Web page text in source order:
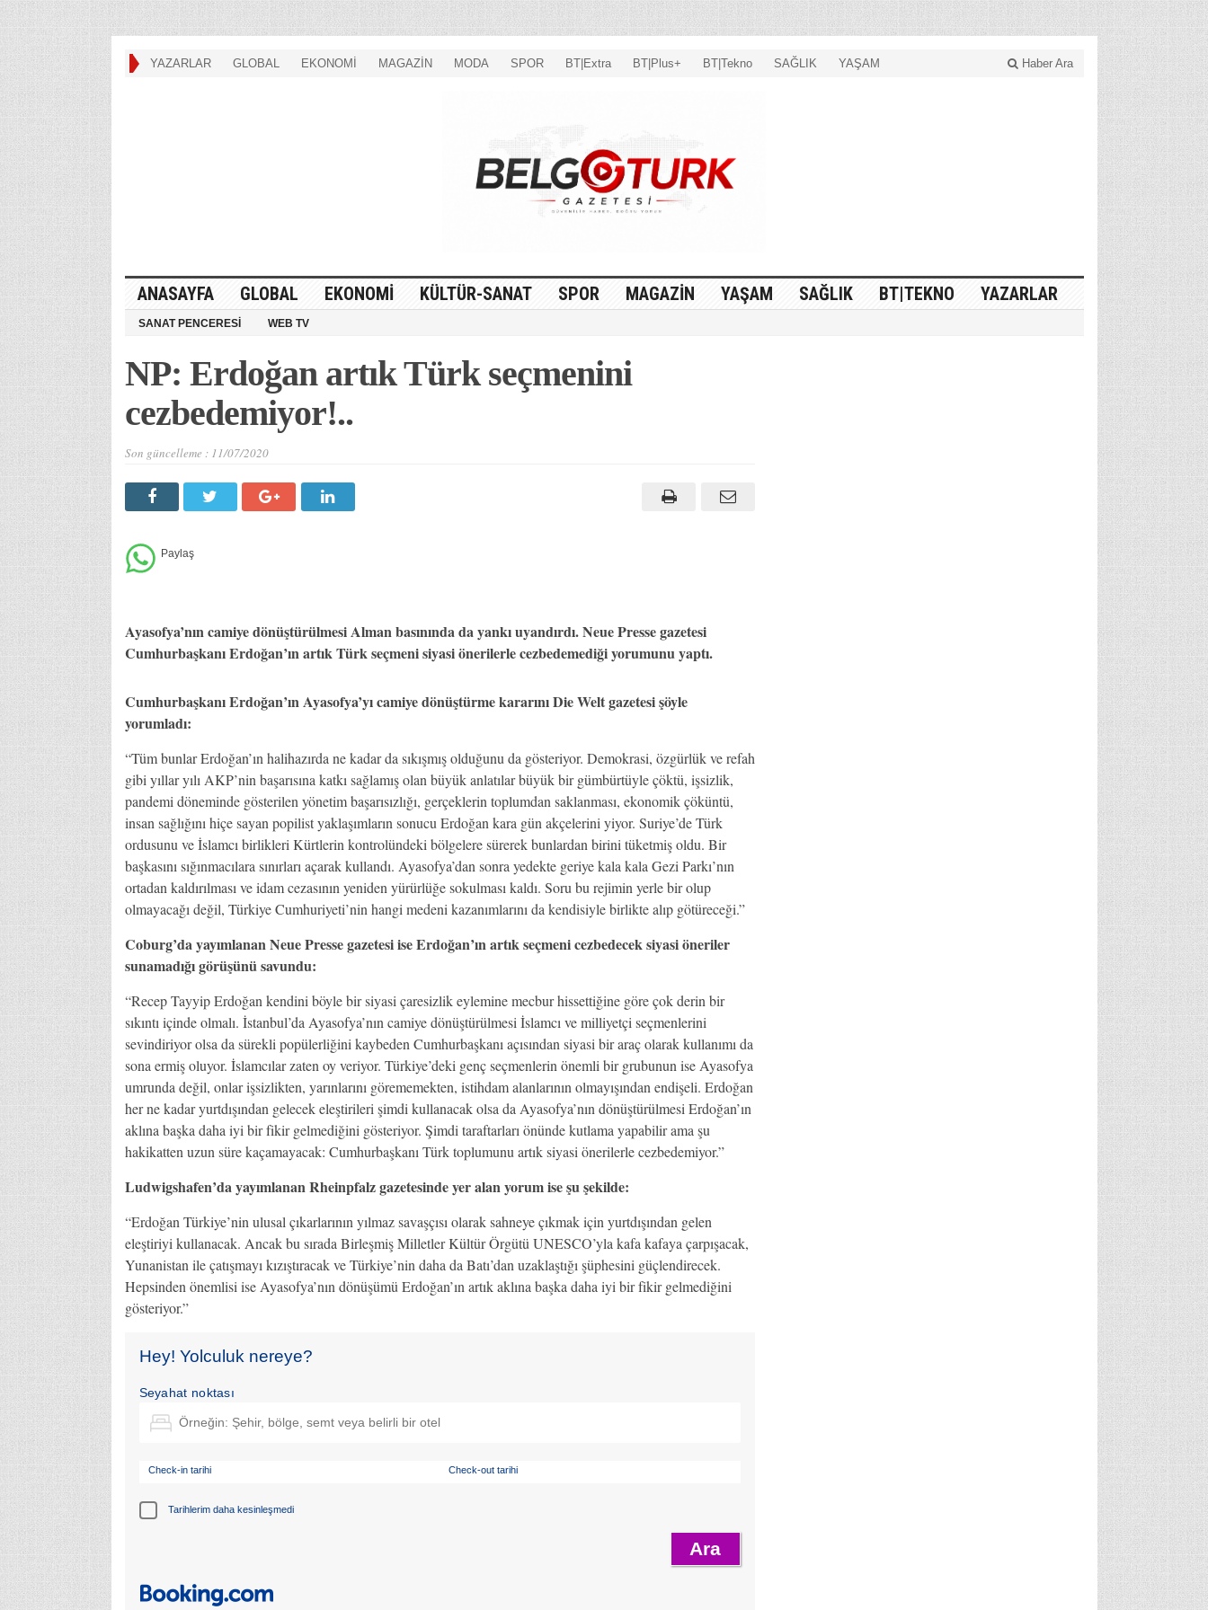
YAZARLAR GLOBAL EKONOMİ MAGAZİN MODA SPOR BT|Extra BT|Plus+ BT|Tekno SAĞLIK YAŞAM Haber Ara
ANASAYFA GLOBAL EKONOMİ KÜLTÜR-SANAT SPOR MAGAZİN YAŞAM SAĞLIK BT|TEKNO YAZARLAR
SANAT PENCERESİ WEB TV
NP: Erdoğan artık Türk seçmenini
cezbedemiyor!..
Son güncelleme : 11/07/2020
Ayasofya’nın camiye dönüştürülmesi Alman basınında da yankı uyandırdı. Neue Presse gazetesi
Cumhurbaşkanı Erdoğan’ın artık Türk seçmeni siyasi önerilerle cezbedemediği yorumunu yaptı.
Cumhurbaşkanı Erdoğan’ın Ayasofya’yı camiye dönüştürme kararını Die Welt gazetesi şöyle
yorumladı:
“Tüm bunlar Erdoğan’ın halihazırda ne kadar da sıkışmış olduğunu da gösteriyor. Demokrasi, özgürlük ve refah
gibi yıllar yılı AKP’nin başarısına katkı sağlamış olan büyük anlatılar büyük bir gümbürtüyle çöktü, işsizlik,
pandemi döneminde gösterilen yönetim başarısızlığı, gerçeklerin toplumdan saklanması, ekonomik çöküntü,
insan sağlığını hiçe sayan popilist yaklaşımların sonucu Erdoğan kara gün akçelerini yiyor. Suriye’de Türk
ordusunu ve İslamcı birlikleri Kürtlerin kontrolündeki bölgelere sürerek bunlardan birini tüketmiş oldu. Bir
başkasını sığınmacılara sınırları açarak kullandı. Ayasofya’dan sonra yedekte geriye kala kala Gezi Parkı’nın
ortadan kaldırılması ve idam cezasının yeniden yürürlüğe sokulması kaldı. Soru bu rejimin yerle bir olup
olmayacağı değil, Türkiye Cumhuriyeti’nin hangi medeni kazanımlarını da kendisiyle birlikte alıp götüreceği.”
Coburg’da yayımlanan Neue Presse gazetesi ise Erdoğan’ın artık seçmeni cezbedecek siyasi öneriler
sunamadığı görüşünü savundu:
“Recep Tayyip Erdoğan kendini böyle bir siyasi çaresizlik eylemine mecbur hissettiğine göre çok derin bir
sıkıntı içinde olmalı. İstanbul’da Ayasofya’nın camiye dönüştürülmesi İslamcı ve milliyetçi seçmenlerini
sevindiriyor olsa da sürekli popülerliğini kaybeden Cumhurbaşkanı açısından siyasi bir araç olarak kullanımı da
sona ermiş oluyor. İslamcılar zaten oy veriyor. Türkiye’deki genç seçmenlerin önemli bir grubunun ise Ayasofya
umrunda değil, onlar işsizlikten, yarınlarını görememekten, istihdam alanlarının olmayışından endişeli. Erdoğan
her ne kadar yurtdışından gelecek eleştirileri şimdi kullanacak olsa da Ayasofya’nın dönüştürülmesi Erdoğan’ın
aklına başka daha iyi bir fikir gelmediğini gösteriyor. Şimdi taraftarları önünde kutlama yapabilir ama şu
hakikatten uzun süre kaçamayacak: Cumhurbaşkanı Türk toplumunu artık siyasi önerilerle cezbedemiyor.”
Ludwigshafen’da yayımlanan Rheinpfalz gazetesinde yer alan yorum ise şu şekilde:
“Erdoğan Türkiye’nin ulusal çıkarlarının yılmaz savaşçısı olarak sahneye çıkmak için yurtdışından gelen
eleştiriyi kullanacak. Ancak bu sırada Birleşmiş Milletler Kültür Örgütü UNESCO’yla kafa kafaya çarpışacak,
Yunanistan ile çatışmayı kızıştıracak ve Türkiye’nin daha da Batı’dan uzaklaştığı şüphesini güçlendirecek.
Hepsinden önemlisi ise Ayasofya’nın dönüşümü Erdoğan’ın artık aklına başka daha iyi bir fikir gelmediğini
gösteriyor.”
Hey! Yolculuk nereye?
Seyahat noktası
Check-in tarihi Check-out tarihi
Tarihlerim daha kesinleşmedi